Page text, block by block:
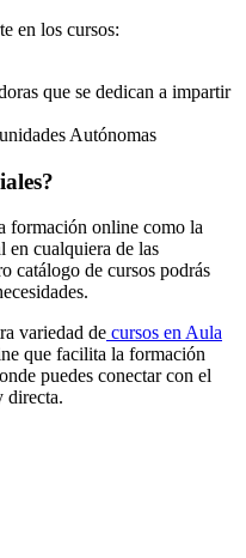
en los cursos:
que se dedican a impartir
Autónomas
formación online como la
en cualquiera de las
catálogo de cursos podrás
variedad de cursos en Aula
que facilita la formación
puedes conectar con el
directa.